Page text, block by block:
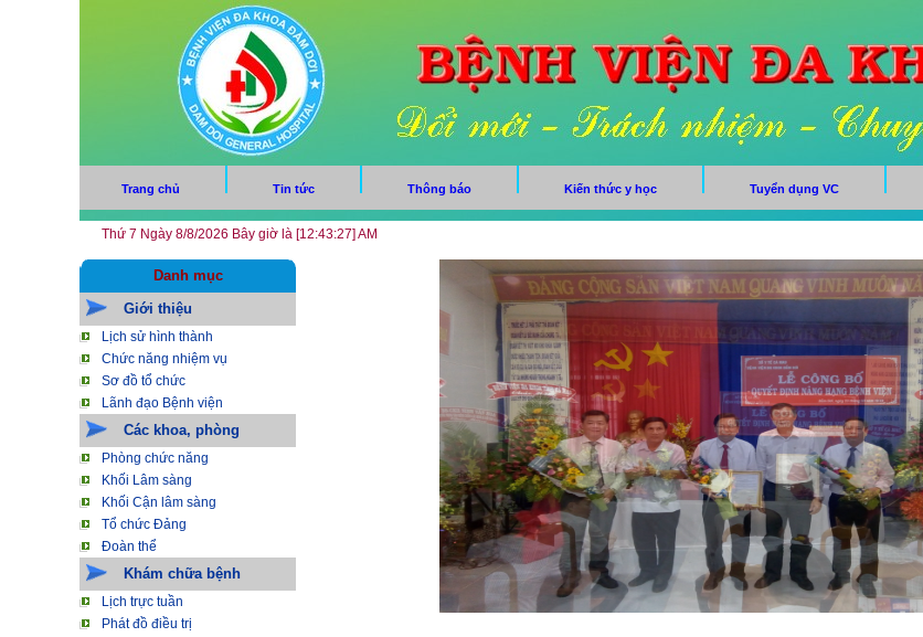
Trang chủ Tin tức Thông báo Kiến thức y học Tuyển dụng VC
Thứ 7 Ngày 8/8/2026 Bây giờ là [12:43:28] AM
Danh mục
Giới thiệu
Lịch sử hình thành
Chức năng nhiệm vụ
Sơ đồ tổ chức
Lãnh đạo Bệnh viện
Các khoa, phòng
Phòng chức năng
Khối Lâm sàng
Khối Cận lâm sàng
Tổ chức Đảng
Đoàn thể
Khám chữa bệnh
Lịch trực tuần
Phát đồ điều trị